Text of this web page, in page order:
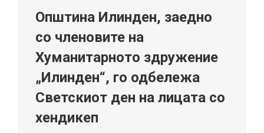
Општина Илинден, заедно
со членовите на
Хуманитарното здружение
„Илинден“, го одбележа
Светскиот ден на лицата со
хендикеп